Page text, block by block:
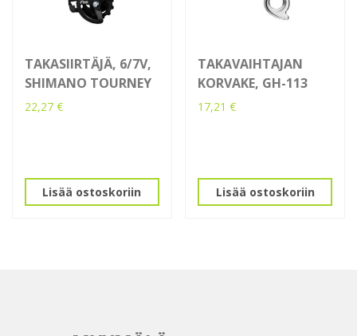
TAKASIIRTÄJÄ, 6/7V,
SHIMANO TOURNEY
22,27 €
Lisää ostoskoriin
TAKAVAIHTAJAN
KORVAKE, GH-113
17,21€
Lisää ostoskoriin